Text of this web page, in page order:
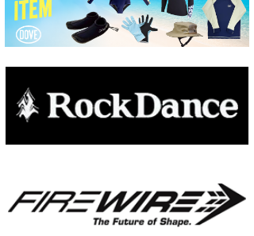
上田純子
上條将美
SancheZ
wanda